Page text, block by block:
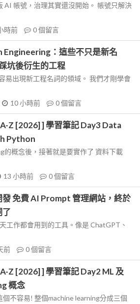
AI 帳號，治理其實還沒開始。 帳號只解決
時前 0個留言
Engineering：這些不只是新名
坑後衍生的工程
易出現新工程名詞的領域。 我們才剛學會
10 小時前 0個留言
Z [2026] ] 學習筆記 Day3 Data
Python
的概念後，接著就是要實作了 資料下載
13 小時前 0個留言
發 免費 AI Prompt 管理網站，終於
了
工作都會用到的工具。像是 ChatGPT、
前 0個留言
Z [2026] ] 學習筆記 Day2 ML 及
概念
不容易! 整個machine learning分成三個